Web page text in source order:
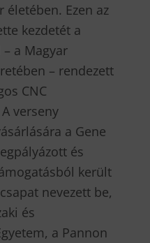
életében. Ezen az
kezdetét a
a Magyar
– rendezett
CNC
verseny
a Gene
és
került
nevezett be,
és
a Pannon